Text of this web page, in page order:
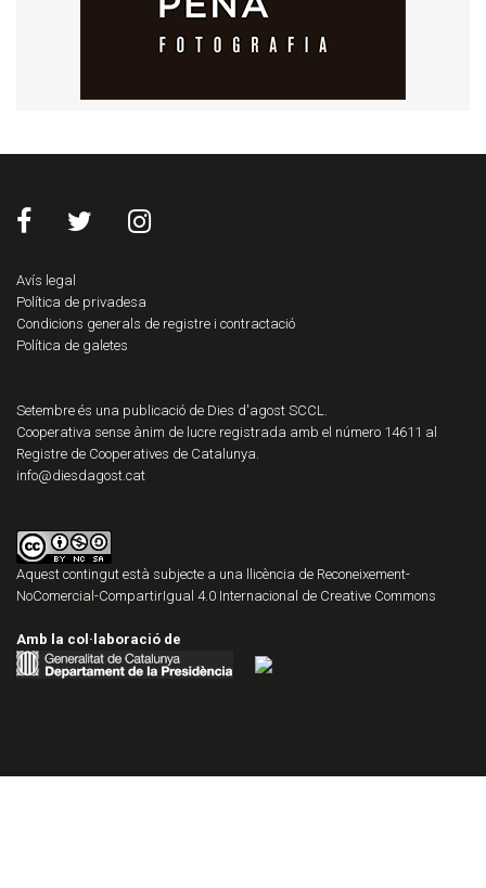
Avís legal
Política de privadesa
Condicions generals de registre i contractació
Política de galetes
Setembre és una publicació de Dies d'agost SCCL.
Cooperativa sense ànim de lucre registrada amb el número 14611 al
Registre de Cooperatives de Catalunya.
info@diesdagost.cat
Aquest contingut està subjecte a una llicència de Reconeixement-
NoComercial-CompartirIgual 4.0 Internacional de Creative Commons
Amb la col·laboració de